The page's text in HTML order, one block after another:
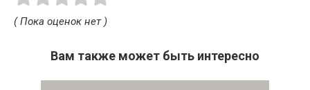
( Пока оценок нет )
Вам также может быть интересно